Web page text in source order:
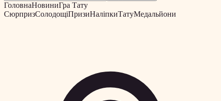
ГоловнаНовиниГра Тату
СюрпризСолодощіПризиНаліпкиТатуМедальйони